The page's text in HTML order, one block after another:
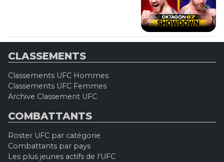
CLASSEMENTS
Classements UFC Hommes
Classements UFC Femmes
Archive Classement UFC
COMBATTANTS
Roster UFC par catégorie
Combattants par pays
Les plus jeunes actifs de l'UFC